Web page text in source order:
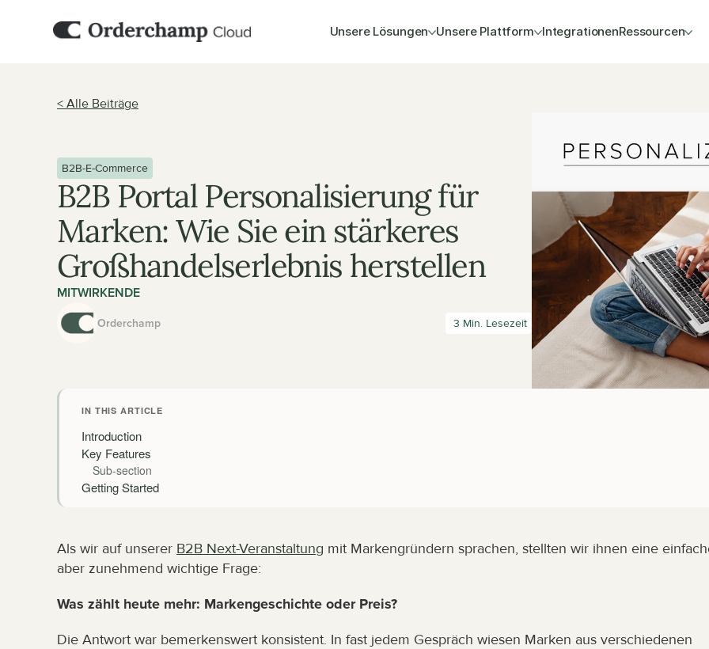
Unsere Lösungen Unsere Plattform IntegrationenRessourcen
< Alle Beiträge
B2B-E-Commerce
B2B Portal Personalisierung für
Marken: Wie Sie ein stärkeres
Großhandelserlebnis herstellen
MITWIRKENDE
Orderchamp 3 Min. Lesezeit
IN THIS ARTICLE
Introduction
Key Features
Sub-section
Getting Started
Als wir auf unserer B2B Next-Veranstaltung mit Markengründern sprachen, stellten wir ihnen eine
aber zunehmend wichtige Frage:
Was zählt heute mehr: Markengeschichte oder Preis?
Die Antwort war bemerkenswert konsistent. In fast jedem Gespräch wiesen Marken aus verschiedenen